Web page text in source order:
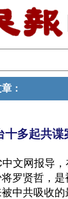
：
十多起共谍
中文网报导
罗贤哲，
中共吸收的